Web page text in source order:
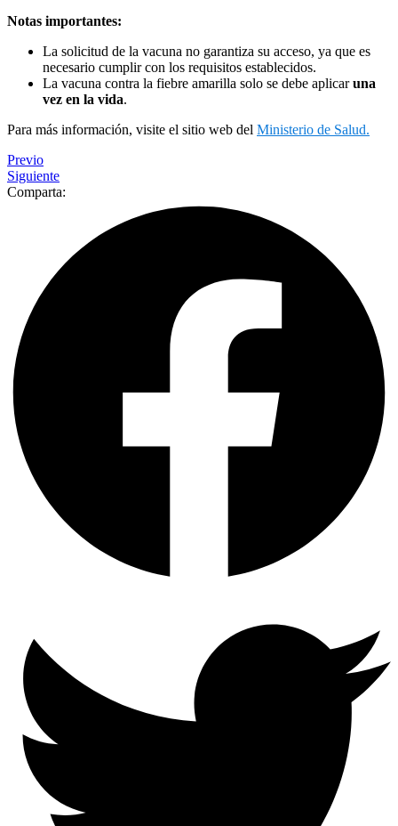
Notas importantes:
La solicitud de la vacuna no garantiza su acceso, ya que es
necesario cumplir con los requisitos establecidos.
La vacuna contra la fiebre amarilla solo se debe aplicaruna
vez en la vida.
Para más información, visite el sitio web del Ministerio de Salud.
Previo
Siguiente
Comparta: